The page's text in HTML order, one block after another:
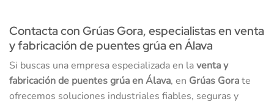
Contacta con Grúas Gora, especialistas en venta
y fabricación de puentes grúa en Álava
Si buscas una empresa especializada en laventa y
fabricación de puentes grúa en Álava, en Grúas Gorate
ofrecemos soluciones industriales fiables, seguras y